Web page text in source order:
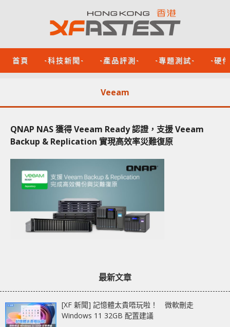
首頁 -科技新聞- -產品評測- -專題測試- -硬
Veeam
QNAP NAS 獲得 Veeam Ready 認證，支援 Veeam
Backup & Replication 實現高效率災難復原
最新文章
[XF 新聞] 記憶體太貴唔玩啦！ 微軟刪走
Windows 11 32GB 配置建議